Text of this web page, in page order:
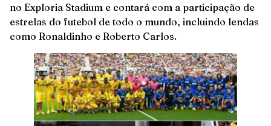
no Exploria Stadium e contará com a participação de
estrelas do futebol de todo o mundo, incluindo lendas
como Ronaldinho e Roberto Carlos.